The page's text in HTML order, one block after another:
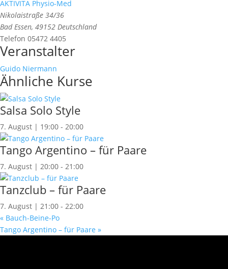
AKTIVITA Physio-Med
Nikolaistraße 34/36
Bad Essen, 49152 Deutschland
Telefon 05472 4405
Veranstalter
Guido Niermann
Ähnliche Kurse
Salsa Solo Style
7. August | 19:00 - 20:00
Tango Argentino – für Paare
7. August | 20:00 - 21:00
Tanzclub – für Paare
7. August | 21:00 - 22:00
« Bauch-Beine-Po
Tango Argentino – für Paare »